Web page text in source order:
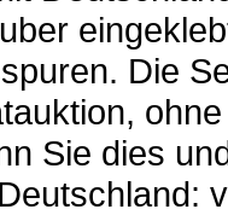
Die
Sie dies